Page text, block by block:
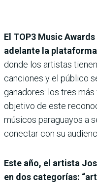
El TOP3 Music
adelante la
donde los artistas
canciones y el público
ganadores: los tres
objetivo de este
músicos paraguayos a
conectar con su
Este año, el artista
en dos categorías: